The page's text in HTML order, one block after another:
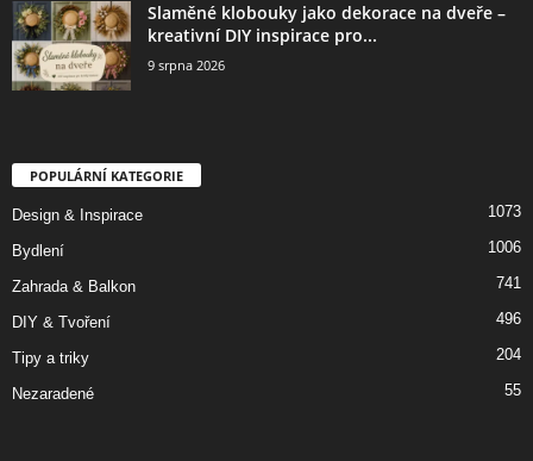
Slaměné klobouky jako dekorace na dveře –
kreativní DIY inspirace pro...
9 srpna 2026
POPULÁRNÍ KATEGORIE
Design & Inspirace 1073
Bydlení 1006
Zahrada & Balkon 741
DIY & Tvoření 496
Tipy a triky 204
Nezaradené 55